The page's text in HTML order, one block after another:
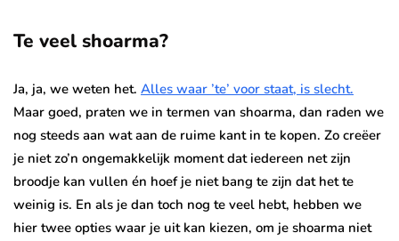
Te veel shoarma?
Ja, ja, we weten het. Alles waar ’te’ voor staat, is slecht.
Maar goed, praten we in termen van shoarma, dan raden we
nog steeds aan wat aan de ruime kant in te kopen. Zo creëer
je niet zo’n ongemakkelijk moment dat iedereen net zijn
broodje kan vullen én hoef je niet bang te zijn dat het te
weinig is. En als je dan toch nog te veel hebt, hebben we
hier twee opties waar je uit kan kiezen, om je shoarma niet